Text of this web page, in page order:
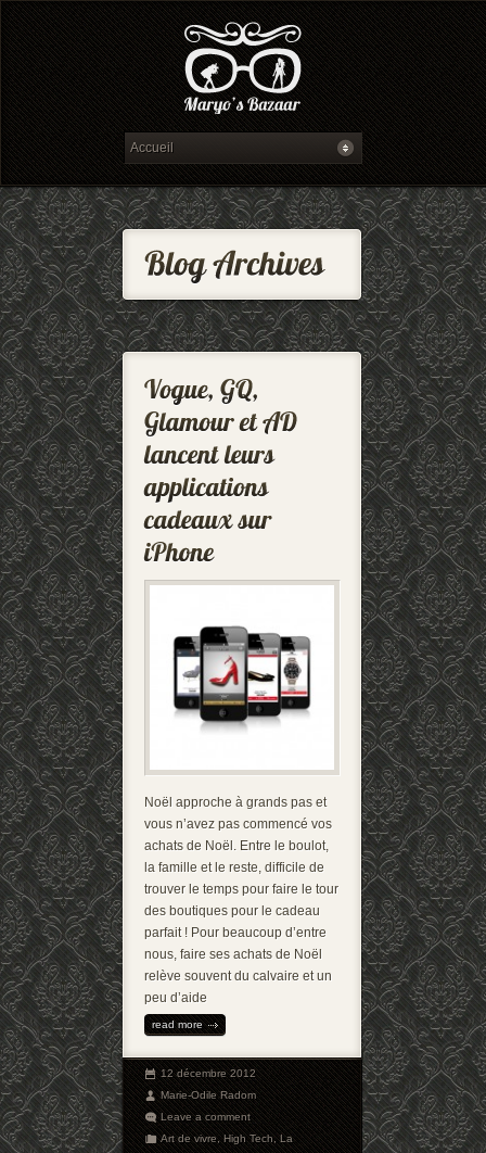
Noël approche à grands pas et
vous n’avez pas commencé vos
achats de Noël. Entre le boulot,
la famille et le reste, difficile de
trouver le temps pour faire le tour
des boutiques pour le cadeau
parfait ! Pour beaucoup d’entre
nous, faire ses achats de Noël
relève souvent du calvaire et un
peu d’aide
read more
12 décembre 2012
Marie-Odile Radom
Leave a comment
Art de vivre,High Tech,La